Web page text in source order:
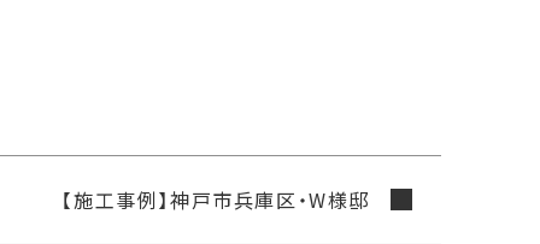
【施工事例】神戸市兵庫区・W様邸